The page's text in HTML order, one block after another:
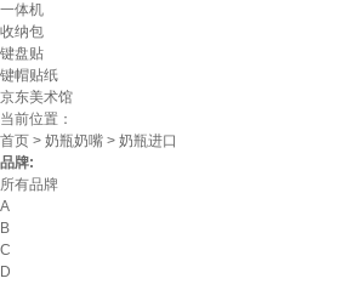
一体机
收纳包
键盘贴
键帽贴纸
京东美术馆
当前位置：
首页 > 奶瓶奶嘴 > 奶瓶进口
品牌:
所有品牌
A
B
C
D